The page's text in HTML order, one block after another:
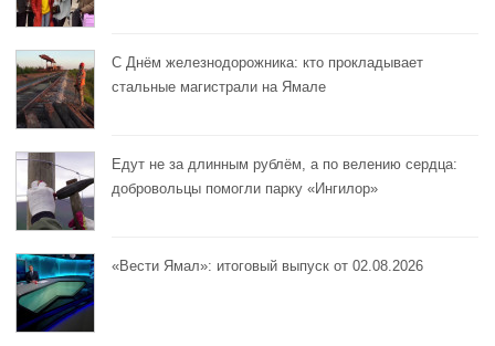
С Днём железнодорожника: кто прокладывает
стальные магистрали на Ямале
Едут не за длинным рублём, а по велению сердца:
добровольцы помогли парку «Ингилор»
«Вести Ямал»: итоговый выпуск от 02.08.2026